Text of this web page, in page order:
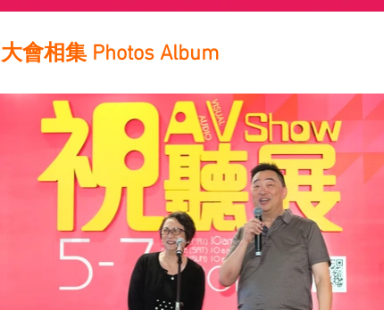
大會相集 Photos Album